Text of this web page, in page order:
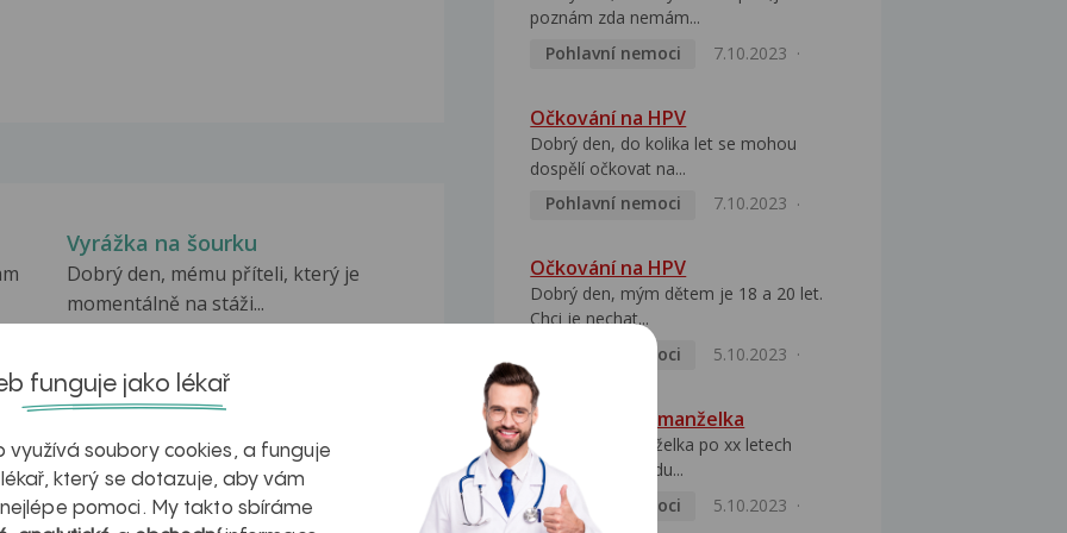
Vyrážka na šourku
Dobrý den, mému příteli, který je
momentálně na stáži...
Dobrý den, paní doktorko, a děkuji
předem za Vaši radu....
Bulka na šourku
Dobrý den je mi 17 a asi před měsícem
poznám zda nemám...
Pohlavní nemoci
7.10.2023
Očkování na HPV
Dobrý den, do kolika let se mohou
dospělí očkovat na...
Pohlavní nemoci
7.10.2023
Očkování na HPV
Dobrý den, mým dětem je 18 a 20 let.
Chci je nechat...
Pohlavní nemoci
5.10.2023
HPV pozitivní manželka
Dobrý den, manželka po xx letech
přivezla z Východu...
Pohlavní nemoci
5.10.2023
funguje jako lékař
využívá soubory cookies, a funguje
který se dotazuje, aby vám
pomoci. My takto sbíráme